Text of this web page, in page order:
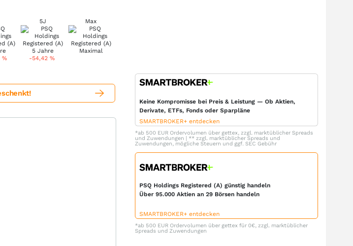
%
5J
-54,42 %
Max
Keine Kompromisse bei Preis & Leistung — Ob Aktien,
Derivate, ETFs, Fonds oder Sparpläne
SMARTBROKER+ entdecken
*ab 500 EUR Ordervolumen über gettex, zzgl. marktüblicher Spreads
und Zuwendungen | ** zzgl. marktüblicher Spreads und
Zuwendungen, mögliche Steuern und ggf. SEC Gebühr
PSQ Holdings Registered (A) günstig handeln
Über 95.000 Aktien an 29 Börsen handeln
SMARTBROKER+ entdecken
*ab 500 EUR Ordervolumen über gettex für 0€, zzgl. marktüblicher
Spreads und Zuwendungen